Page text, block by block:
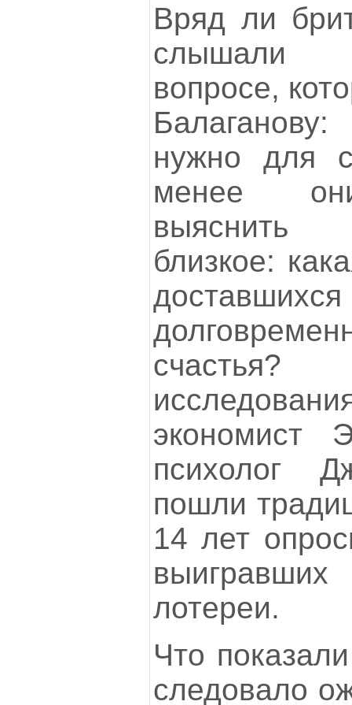
Вряд ли
слышали
вопросе,
нужно для
менее
выяснить
близкое:
экономист
психолог
пошли
14 лет
лотереи.
Что
следовало